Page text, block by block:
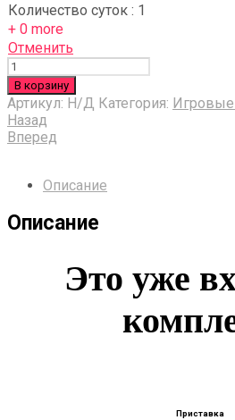
Количество суток : 1
+ 0 more
Отменить
Количество
В корзину
Артикул: Н/Д Категория: Игровые
Назад
Вперед
Описание
Описание
Это уже
Приставка